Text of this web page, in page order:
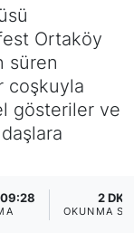
Ortaköy
süren
coşkuyla
gösteriler ve
2 DK
OKUNMA